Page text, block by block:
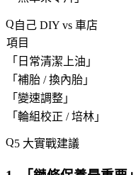
自己 DIY vs 車店
項目
「 日常清潔上油 」
「 補胎 / 換內胎 」
「 變速調整 」
「 輪組校正 / 培林 」
5 大實戰建議